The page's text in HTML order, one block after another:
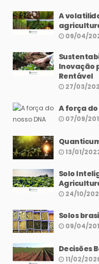
A
09/04/
Inovação
Rentável
27/03/
A força do
07/09/
13/01/
Solo
24/10/
Solos
09/04/
Decisões
11/02/